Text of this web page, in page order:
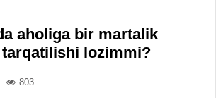
aholiga bir martalik
tarqatilishi lozimmi?
803